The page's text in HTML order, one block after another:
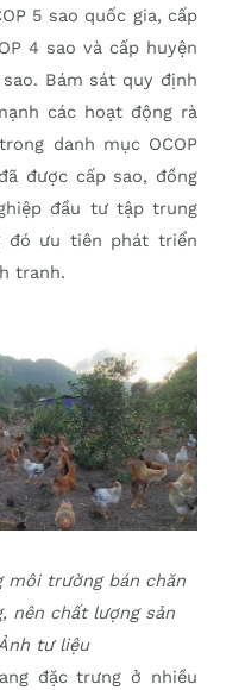
5 sao quốc gia, cấp
4 sao và cấp huyện
Bám sát quy định
các hoạt động rà
danh mục OCOP
được cấp sao, đồng
đầu tư tập trung
đó ưu tiên phát triển
tranh.
môi trường bán chăn
nên chất lượng sản
tư liệu
đặc trưng ở nhiều